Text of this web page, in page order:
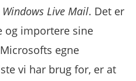
Windows Live Mail. Det er
og importere sine
egne
vi har brug for, er at